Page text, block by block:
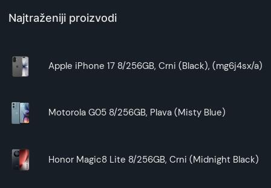
Najtraženiji proizvodi
Apple iPhone 17 8/256GB, Crni (Black), (mg6j4sx/a)
Motorola G05 8/256GB, Plava (Misty Blue)
Honor Magic8 Lite 8/256GB, Crni (Midnight Black)